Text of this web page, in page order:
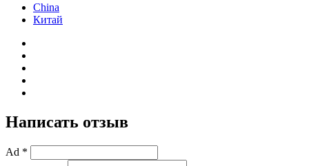
China
Китай
Написать отзыв
Ad *